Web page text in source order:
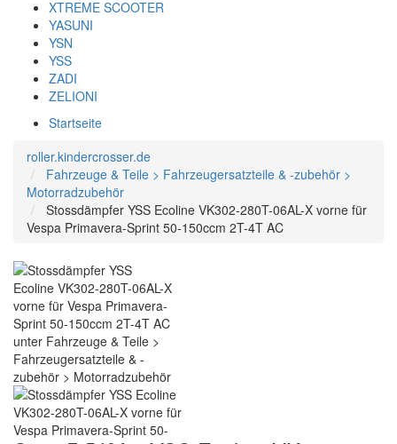
XTREME SCOOTER
YASUNI
YSN
YSS
ZADI
ZELIONI
Startseite
roller.kindercrosser.de
Fahrzeuge & Teile > Fahrzeugersatzteile & -zubehör >
Motorradzubehör
Stossdämpfer YSS Ecoline VK302-280T-06AL-X vorne für
Vespa Primavera-Sprint 50-150ccm 2T-4T AC